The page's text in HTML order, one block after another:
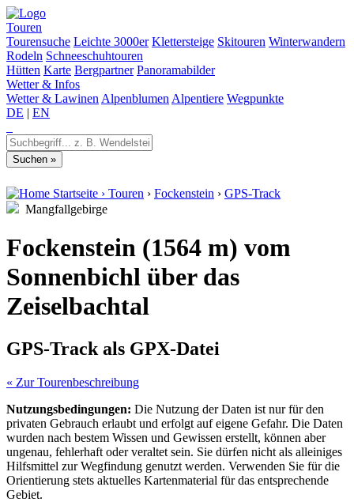
Touren
Tourensuche Leichte 3000er Klettersteige Skitouren Winterwandern
Rodeln Schneeschuhtouren
Hütten Karte Bergpartner Panoramabilder
Wetter & Infos
Wetter & Lawinen Alpenblumen Alpentiere Wegpunkte
DE | EN
Startseite › Touren › Fockenstein › GPS-Track
Mangfallgebirge
Fockenstein (1564 m) vom
Sonnenbichl über das
Zeiselbachtal
GPS-Track als GPX-Datei
« Zur Tourenbeschreibung
Nutzungsbedingungen: Die Nutzung der Daten ist nur für den
privaten Gebrauch erlaubt und erfolgt auf eigene Gefahr. Die Daten
wurden nach bestem Wissen und Gewissen erstellt, können aber
ungenau, fehlerhaft oder veraltet sein. Sie dürfen nicht als alleiniges
Hilfsmittel zur Wegfindung genutzt werden. Verwenden Sie für die
Orientierung stets aktuelles Kartenmaterial für das entsprechende
Gebiet.